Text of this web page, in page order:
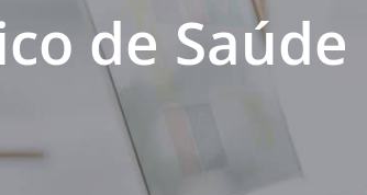
de Saúde